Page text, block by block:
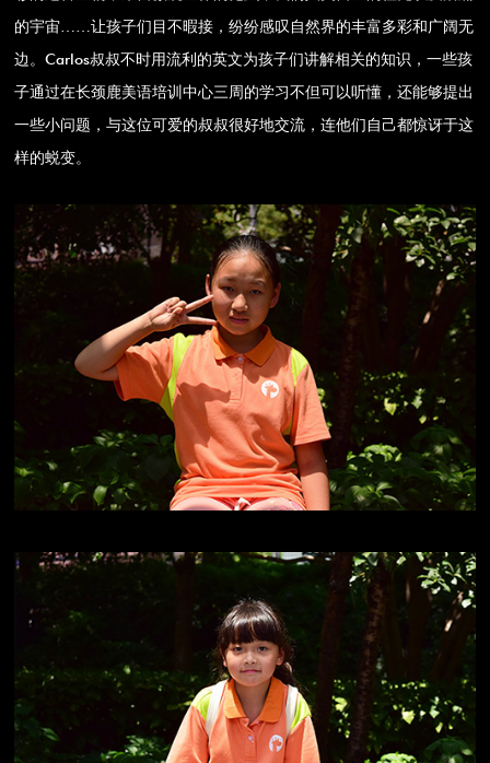
的宇宙……让孩子们目不暇接，纷纷感叹自然界的丰富多彩和广阔无
边。Carlos叔叔不时用流利的英文为孩子们讲解相关的知识，一些孩
子通过在长颈鹿美语培训中心三周的学习不但可以听懂，还能够提出
一些小问题，与这位可爱的叔叔很好地交流，连他们自己都惊讶于这
样的蜕变。